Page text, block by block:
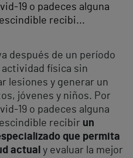
19 o padeces alguna
recibi...
después de un período
actividad física sin
lesiones y generar un
jóvenes y niños. Por
19 o padeces alguna
recibir un
que permita
actual y evaluar la mejor